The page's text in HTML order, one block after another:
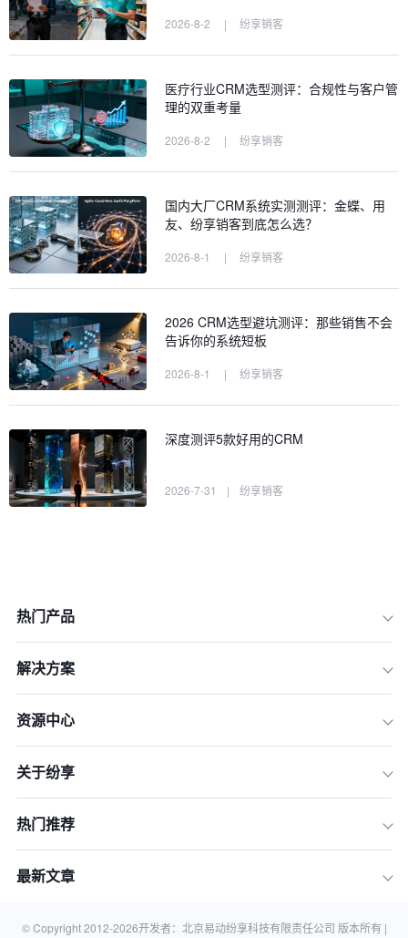
6年选型新趋势）
AQ）
2026-8-2 | 纷享销客
医疗行业CRM选型测评：合规性与客户管
理的双重考量
2026-8-2 | 纷享销客
国内大厂CRM系统实测测评：金蝶、用
友、纷享销客到底怎么选？
2026-8-1 | 纷享销客
2026 CRM选型避坑测评：那些销售不会
告诉你的系统短板
2026-8-1 | 纷享销客
深度测评5款好用的CRM
2026-7-31 | 纷享销客
热门产品
解决方案
资源中心
关于纷享
热门推荐
最新文章
© Copyright 2012-2026开发者：北京易动纷享科技有限责任公司 版本所有 |